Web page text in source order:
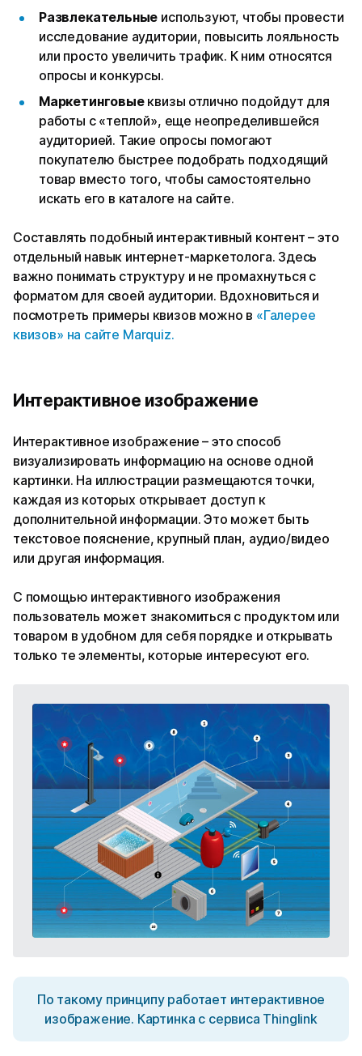
Развлекательные используют, чтобы провести
исследование аудитории, повысить лояльность
или просто увеличить трафик. К ним относятся
опросы и конкурсы.
Маркетинговыеквизы отлично подойдут для
работы с «теплой», еще неопределившейся
аудиторией. Такие опросы помогают
покупателю быстрее подобрать подходящий
товар вместо того, чтобы самостоятельно
искать его в каталоге на сайте.
Составлять подобный интерактивный контент – это
отдельный навык интернет-маркетолога. Здесь
важно понимать структуру и не промахнуться с
форматом для своей аудитории. Вдохновиться и
посмотреть примеры квизов можно в «Галерее
квизов» на сайте Marquiz.
Интерактивное изображение
Интерактивное изображение – это способ
визуализировать информацию на основе одной
картинки. На иллюстрации размещаются точки,
каждая из которых открывает доступ к
дополнительной информации. Это может быть
текстовое пояснение, крупный план, аудио/видео
или другая информация.
С помощью интерактивного изображения
пользователь может знакомиться с продуктом или
товаром в удобном для себя порядке и открывать
только те элементы, которые интересуют его.
По такому принципу работает интерактивное
изображение. Картинка с сервиса Thinglink